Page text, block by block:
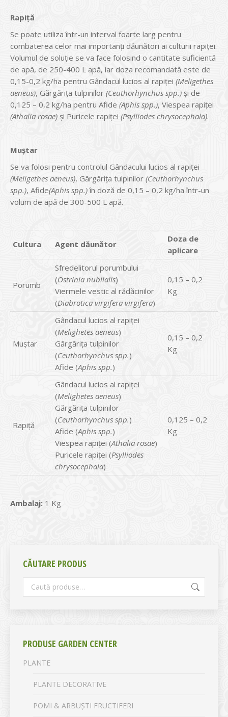
Rapiță
Se poate utiliza într-un interval foarte larg pentru
combaterea celor mai importanți dăunători ai culturii rapiței.
Volumul de soluție se va face folosind o cantitate suficientă
de apă, de 250-400 L apă, iar doza recomandată este de
0,15-0,2 kg/ha pentru Gândacul lucios al rapiței (Meligethes
aeneus), Gărgărița tulpinilor (Ceuthorhynchus spp.) și de
0,125 – 0,2 kg/ha pentru Afide (Aphis spp.), Viespea rapiței
(Athalia rosae) și Puricele rapiței (Psylliodes chrysocephala).
Muștar
Se va folosi pentru controlul Gândacului lucios al rapiței
(Meligethes aeneus), Gărgărița tulpinilor (Ceuthorhynchus
spp.), Afide(Aphis spp.)în doză de 0,15 – 0,2 kg/ha într-un
volum de apă de 300-500 L apă.
Cultura Agent dăunător
Doza de
aplicare
Porumb
Sfredelitorul porumbului
(Ostrinia nubilalis)
Viermele vestic al rădăcinilor
(Diabrotica virgifera virgifera)
0,15 – 0,2
Kg
Muștar
Gândacul lucios al rapiței
(Melighetes aeneus)
Gărgărița tulpinilor
(Ceuthorhynchus spp.)
Afide (Aphis spp.)
0,15 – 0,2
Kg
Rapiță
Gândacul lucios al rapiței
(Melighetes aeneus)
Gărgărița tulpinilor
(Ceuthorhynchus spp.)
Afide (Aphis spp.)
Viespea rapiței (Athalia rosae)
Puricele rapiței (Psylliodes
chrysocephala)
0,125 – 0,2
Kg
Ambalaj: 1 Kg
CĂUTARE PRODUS
PRODUSE GARDEN CENTER
PLANTE
PLANTE DECORATIVE
POMI & ARBUȘTI FRUCTIFERI